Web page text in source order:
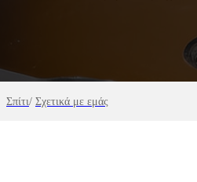
Σπίτι/ Σχετικά με εμάς